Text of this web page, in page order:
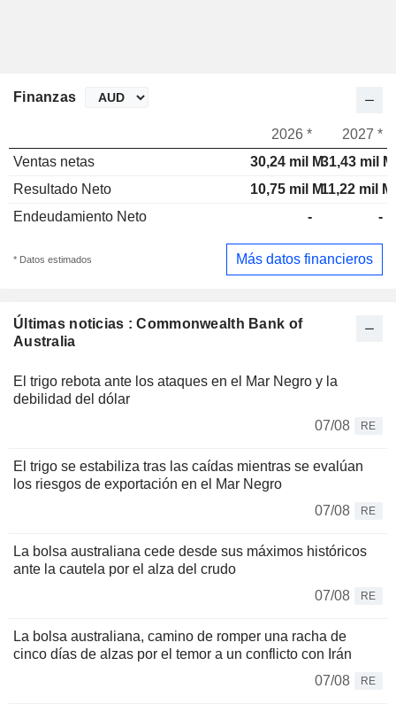
Últimas noticias : Commonwealth Bank of
Australia
El trigo rebota ante los ataques en el Mar Negro y la
debilidad del dólar
07/08
RE
El trigo se estabiliza tras las caídas mientras se evalúan
los riesgos de exportación en el Mar Negro
07/08
RE
La bolsa australiana cede desde sus máximos históricos
ante la cautela por el alza del crudo
07/08
RE
La bolsa australiana, camino de romper una racha de
cinco días de alzas por el temor a un conflicto con Irán
07/08
RE
Finanzas
2026 *
2027 *
Ventas netas
30,24 mil M31,43 mil M
Resultado Neto
10,75 mil M11,22 mil M
Endeudamiento Neto
- -
* Datos estimados Más datos financieros